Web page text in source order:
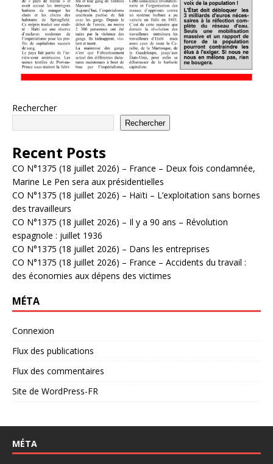
Rechercher
Rechercher
Recent Posts
CO N°1375 (18 juillet 2026) – France – Deux fois condamnée,
Marine Le Pen sera aux présidentielles
CO N°1375 (18 juillet 2026) – Haïti – L’exploitation sans bornes
des travailleurs
CO N°1375 (18 juillet 2026) – Il y a 90 ans – Révolution
espagnole : juillet 1936
CO N°1375 (18 juillet 2026) – Dans les entreprises
CO N°1375 (18 juillet 2026) – France – Accidents du travail :
des économies aux dépens des victimes
MÉTA
Connexion
Flux des publications
Flux des commentaires
Site de WordPress-FR
MÉTA